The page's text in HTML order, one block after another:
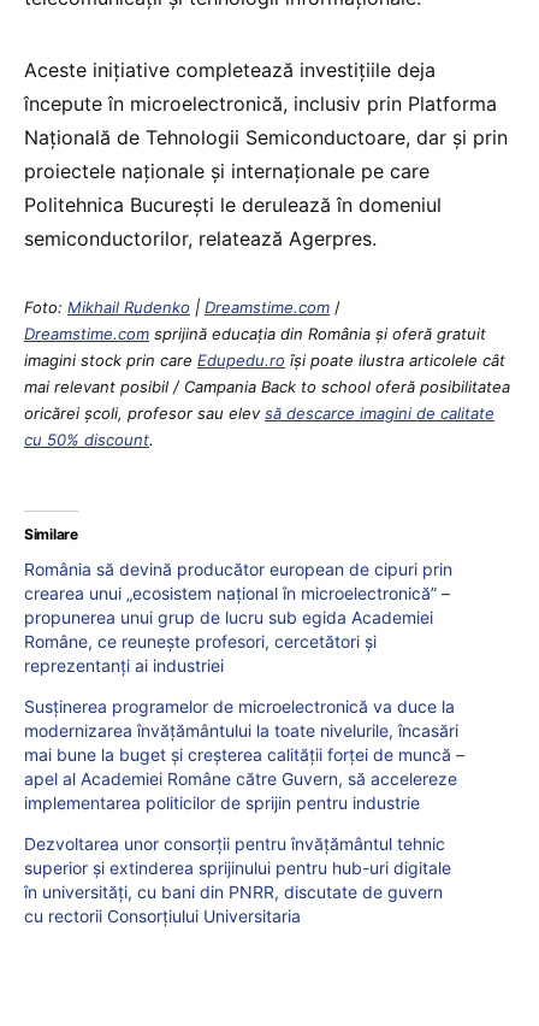
Aceste iniţiative completează investiţiile deja
începute în microelectronică, inclusiv prin Platforma
Naţională de Tehnologii Semiconductoare, dar şi prin
proiectele naţionale şi internaţionale pe care
Politehnica Bucureşti le derulează în domeniul
semiconductorilor, relatează Agerpres.
Foto: Mikhail Rudenko | Dreamstime.com /
Dreamstime.com sprijină educaţia din România şi oferă gratuit
imagini stock prin care Edupedu.ro îşi poate ilustra articolele cât
mai relevant posibil / Campania Back to school oferă posibilitatea
oricărei școli, profesor sau elevsă descarce imagini de calitate
cu 50% discount.
Similare
România să devină producător european de cipuri prin
crearea unui „ecosistem național în microelectronică” –
propunerea unui grup de lucru sub egida Academiei
Române, ce reunește profesori, cercetători și
reprezentanți ai industriei
Susținerea programelor de microelectronică va duce la
modernizarea învățământului la toate nivelurile, încasări
mai bune la buget și creșterea calității forței de muncă –
apel al Academiei Române către Guvern, să accelereze
implementarea politicilor de sprijin pentru industrie
Dezvoltarea unor consorții pentru învățământul tehnic
superior și extinderea sprijinului pentru hub-uri digitale
în universități, cu bani din PNRR, discutate de guvern
cu rectorii Consorțiului Universitaria